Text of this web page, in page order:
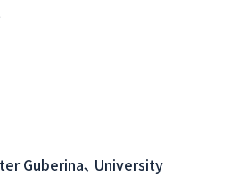
Guberina､ University